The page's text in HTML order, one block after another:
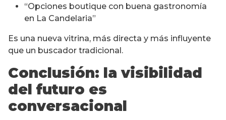
“Opciones boutique con buena gastronomía
en La Candelaria”
Es una nueva vitrina, más directa y más influyente
que un buscador tradicional.
Conclusión: la visibilidad
del futuro es
conversacional